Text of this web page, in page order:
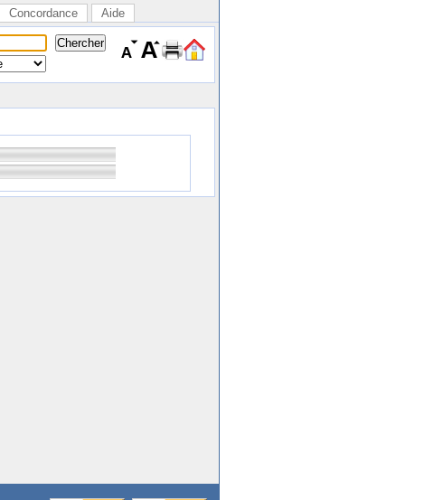
Concordance Aide